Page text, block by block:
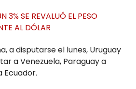
3% SE REVALUÓ EL PESO
AL DÓLAR
a disputarse el lunes, Uruguay
a Venezuela, Paraguay a
Ecuador.